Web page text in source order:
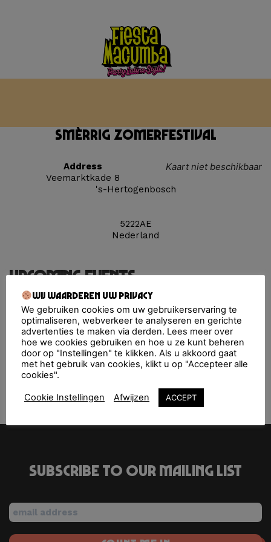
SMÈRRIG ZOMERFESTIVAL
Kaart niet beschikbaar
Address
Veemarktkade 8
's-Hertogenbosch
5222AE
Nederland
Upcoming Events
Smèrrig Zomerfestival- 29/08/2026 - 2:00 pm - 11:00
pm
DOCKS Nobel
Subscribe to our mailing list
Wij waarderen uw privacy
We gebruiken cookies om uw gebruikerservaring te
optimaliseren, webverkeer te analyseren en gerichte
advertenties te maken via derden. Lees meer over
hoe we cookies gebruiken en hoe u ze kunt beheren
door op "Instellingen" te klikken. Als u akkoord gaat
met het gebruik van cookies, klikt u op "Accepteer alle
cookies".
Cookie Instellingen Afwijzen ACCEPT